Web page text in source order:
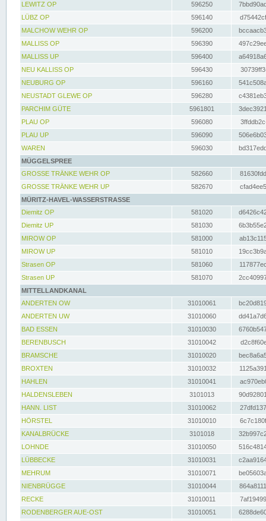
LEWITZ OP
596250
LÜBZ OP
596140
MALCHOW WEHR OP
596200
MALLISS OP
596390
MALLISS UP
596400
NEU KALLISS OP
596430
NEUBURG OP
596160
NEUSTADT GLEWE OP
596280
PARCHIM GÜTE
5961801
PLAU OP
596080
PLAU UP
596090
WAREN
596030
MÜGGELSPREE
GROSSE TRÄNKE WEHR OP
582660
GROSSE TRÄNKE WEHR UP
582670
MÜRITZ-HAVEL-WASSERSTRASSE
Diemitz OP
581020
Diemitz UP
581030
MIROW OP
581000
MIROW UP
581010
Strasen OP
581060
Strasen UP
581070
MITTELLANDKANAL
ANDERTEN OW
31010061
ANDERTEN UW
31010060
BAD ESSEN
31010030
BERENBUSCH
31010042
BRAMSCHE
31010020
BROXTEN
31010032
HAHLEN
31010041
HALDENSLEBEN
3101013
HANN. LIST
31010062
HÖRSTEL
31010010
KANALBRÜCKE
3101018
LOHNDE
31010050
LÜBBECKE
31010031
MEHRUM
31010071
NIENBRÜGGE
31010044
RECKE
31010011
RODENBERGER AUE-OST
31010051